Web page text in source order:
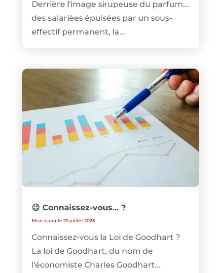
Derrière l'image sirupeuse du parfum...
des salariées épuisées par un sous-
effectif permanent, la...
😉 Connaissez-vous… ?
Mise à jour le 20 juillet 2026
Connaissez-vous la Loi de Goodhart ?
La loi de Goodhart, du nom de
l'économiste Charles Goodhart...